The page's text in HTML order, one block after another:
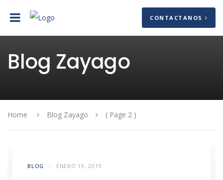
CONTACTANOS
Blog Zayago
Home Blog Zayago ( Page 2 )
BLOG ENERO 19, 2019